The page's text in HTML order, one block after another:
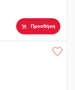
Προσθήκη